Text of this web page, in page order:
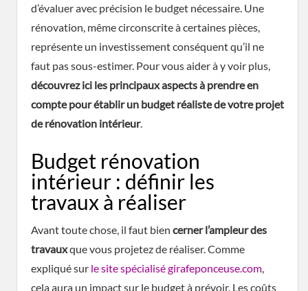
d’évaluer avec précision le budget nécessaire. Une
rénovation, même circonscrite à certaines pièces,
représente un investissement conséquent qu’il ne
faut pas sous-estimer. Pour vous aider à y voir plus,
découvrez ici les principaux aspects à prendre en
compte pour établir un budget réaliste de votre projet
de rénovation intérieur.
Budget rénovation
intérieur : définir les
travaux à réaliser
Avant toute chose, il faut bien cerner l’ampleur des
travauxque vous projetez de réaliser. Comme
expliqué sur le site spécialisé girafeponceuse.com
cela aura un impact sur le budget à prévoir. Les coûts